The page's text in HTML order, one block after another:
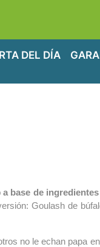
DEL DÍA
a base de
Goulash de
no le echan papa